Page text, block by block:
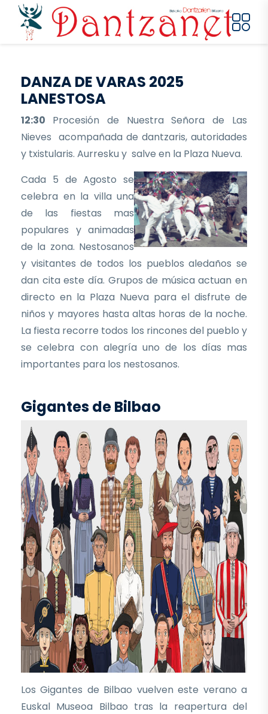
Pasar al contenido principal
DANZA DE VARAS 2025
LANESTOSA
12:30 Procesión de Nuestra Señora de Las
Nieves acompañada de dantzaris, autoridades
y txistularis. Aurresku y salve en la Plaza Nueva.
Cada 5 de Agosto se
celebra en la villa una
de las fiestas mas
populares y animadas
de la zona. Nestosanos
y visitantes de todos los pueblos aledaños se
dan cita este día. Grupos de música actuan en
directo en la Plaza Nueva para el disfrute de
niños y mayores hasta altas horas de la noche.
La fiesta recorre todos los rincones del pueblo y
se celebra con alegría uno de los días mas
importantes para los nestosanos.
Gigantes de Bilbao
Los Gigantes de Bilbao vuelven este verano a
Euskal Museoa Bilbao tras la reapertura del